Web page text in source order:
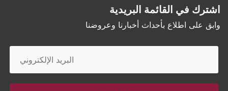
اشترك في القائمة البريدية
وابق على اطلاع بأحداث أخبارنا وعروضنا